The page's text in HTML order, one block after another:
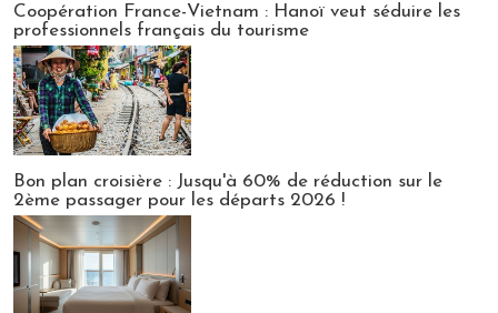
Coopération France-Vietnam : Hanoï veut séduire les
professionnels français du tourisme
Bon plan croisière : Jusqu'à 60% de réduction sur le
2ème passager pour les départs 2026 !